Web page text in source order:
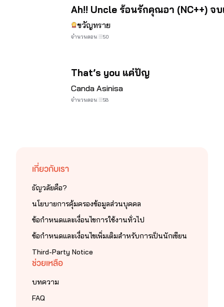
กดมาเป็นเพื่อนกันเลยจ้า
Ah!! Uncle ร้อนรักคุณอา (NC++) จ
ขวัญทราย
จำนวนตอน 50
That’s you แค่ปัญ
Canda Asinisa
จำนวนตอน 58
เกี่ยวกับเรา
ธัญวลัยคือ?
นโยบายการคุ้มครองข้อมูลส่วนบุคคล
ข้อกำหนดและเงื่อนไขการใช้งานทั่วไป
ข้อกำหนดและเงื่อนไขเพิ่มเติมสำหรับการเป็นนักเขียน
Third-Party Notice
ช่วยเหลือ
บทความ
FAQ